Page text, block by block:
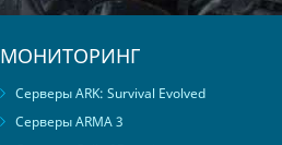
МОНИТОРИНГ
Серверы ARK: Survival Evolved
Серверы ARMA 3